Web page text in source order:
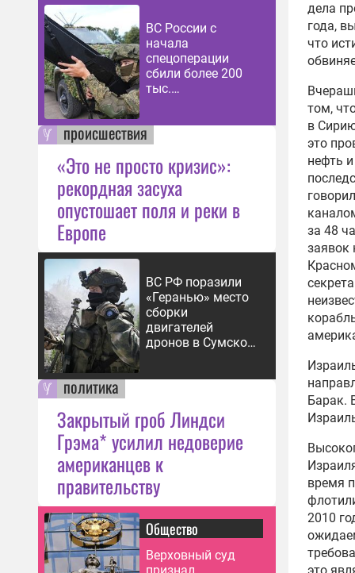
ВС России с
начала
спецоперации
сбили более 200
тыс.
происшествия
«Это не просто кризис»:
рекордная засуха
опустошает поля и реки в
Европе
ВС РФ поразили
«Геранью» место
сборки
двигателей
дронов в Сумской
политика
Закрытый гроб Линдси
Грэма* усилил недоверие
американцев к
правительству
Общество
Верховный суд
15:34
05:21
Не
11:23
Суд
10:25
06:58
дела
года,
что
том,
в
это
нефть
за 48
заявок
Барак.
время
2010